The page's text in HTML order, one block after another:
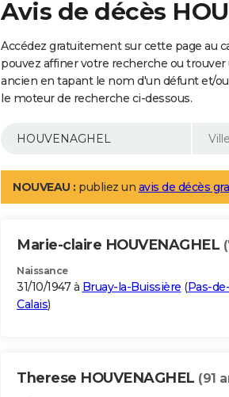
Avis de décès
Accédez gratuitement sur cette page au
pouvez affiner votre recherche ou
ancien en tapant le nom d'un défunt et/
le moteur de recherche ci-dessous.
NOUVEAU : publiez un avis de décès
Marie-claire HOUVENAGHEL
Naissance
31/10/1947 à Bruay-la-Buissière (Pas-de-
Calais)
Therese HOUVENAGHEL (91